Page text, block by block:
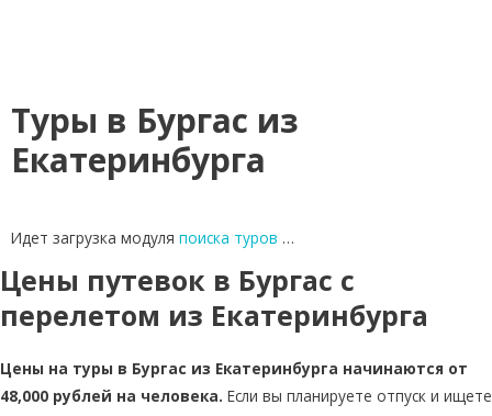
Туры в Бургас из
Екатеринбурга
Идет загрузка модуля поиска туров …
Цены путевок в Бургас с
перелетом из Екатеринбурга
Цены на туры в Бургас из Екатеринбурга начинаются от
48,000 рублей на человека. Если вы планируете отпуск и ищете